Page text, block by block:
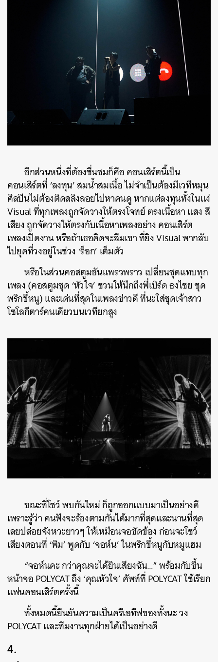
อีกส่วนหนึ่งที่ต้องชื่นชมก็คือ คอนเสิร์ตนี้เป็น
คอนเสิร์ตที่ ‘ลงทุน’ สมน้ำสมเนื้อ ไม่จำเป็นต้องมีเวทีหมุน
ศิลปินไม่ต้องติดสลิงลอยไปหาคนดู หากแต่ลงทุนทั้งในแง่
Visual ที่ทุกเพลงถูกจัดวางให้ตรงโจทย์ ตรงเนื้อหา แสง สี
เสียง ถูกจัดวางให้ตรงกับเนื้อหาเพลงอย่าง คอนเสิร์ต
เพลงเปิดงาน หรือถ้าเธอคิดจะลืมเขา ที่ยิง Visual พากลับ
ไปยุคที่วงอยู่ในช่วง ‘ร็อก’ เต็มตัว
หรือในส่วนคอสตูมอันแพรวพราว เปลี่ยนชุดแทบทุก
เพลง (คอสตูมชุด ‘หัวใจ’ ชวนให้นึกถึงพี่เบิร์ด ธงไชย ชุด
พริกขี้หนู) และเด่นที่สุดในเพลงข่าวดี ที่นะใส่ชุดเจ้าสาว
โซโลกีตาร์คนเดียวบนเวทียกสูง
ขณะที่โชว์ พบกันใหม่ ก็ถูกออกแบบมาเป็นอย่างดี
เพราะรู้ว่า คนฟังจะร้องตามกันได้มากที่สุดและนานที่สุด
เลยปล่อยจังหวะยาวๆ ให้เหมือนจอขัดข้อง ก่อนจะโชว์
เสียงตอนที่ ‘พิม’ พูดกับ ‘จอห์น’ ในพริกขี้หนูกับหมูแฮม
“จอห์นคะ กว่าคุณจะได้ยินเสียงฉัน…” พร้อมกับขึ้น
หน้าจอ POLYCAT ถึง ‘คุณหัวใจ’ ศัพท์ที่ POLYCAT ใช้เรียก
แฟนคอนเสิร์ตครั้งนี้
ทั้งหมดนี้ยืนยันความเป็นครีเอทีฟของทั้งนะ วง
POLYCAT และทีมงานทุกฝ่ายได้เป็นอย่างดี
4.
TWEET LINE